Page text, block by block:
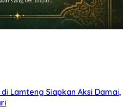
Lamteng Siapkan Aksi Damai,